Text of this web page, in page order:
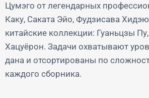
Цумэго от легендарных
Каку, Саката Эйо, Фудзисава
китайские коллекции: Гуаньцзы
Хацуёрон. Задачи охватывают
дана и отсортированы по
каждого сборника.